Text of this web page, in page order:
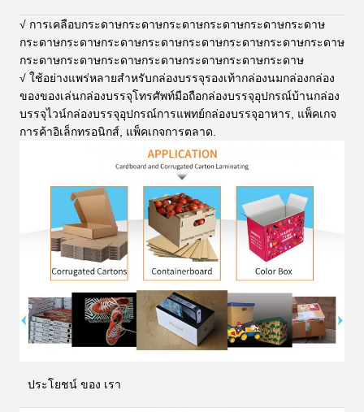
√ การเคลือบกระดาษกระดาษกระดาษกระดาษกระดาษกระดาษ
กระดาษกระดาษกระดาษกระดาษกระดาษกระดาษกระดาษกระดาษ
กระดาษกระดาษกระดาษกระดาษกระดาษกระดาษกระดาษ
√ ใช้อย่างแพร่หลายสําหรับกล่องบรรจุรองเท้ากล่องนมกล่องกล่อง
ของของเล่นกล่องบรรจุโทรศัพท์มือถือกล่องบรรจุอุปกรณ์บ้านกล่อง
บรรจุไวน์กล่องบรรจุอุปกรณ์การแพทย์กล่องบรรจุอาหาร, แพ็คเกจ
การค้าอิเล็กทรอนิกส์, แพ็คเกจการตลาด
ประโยชน์ ของ เรา